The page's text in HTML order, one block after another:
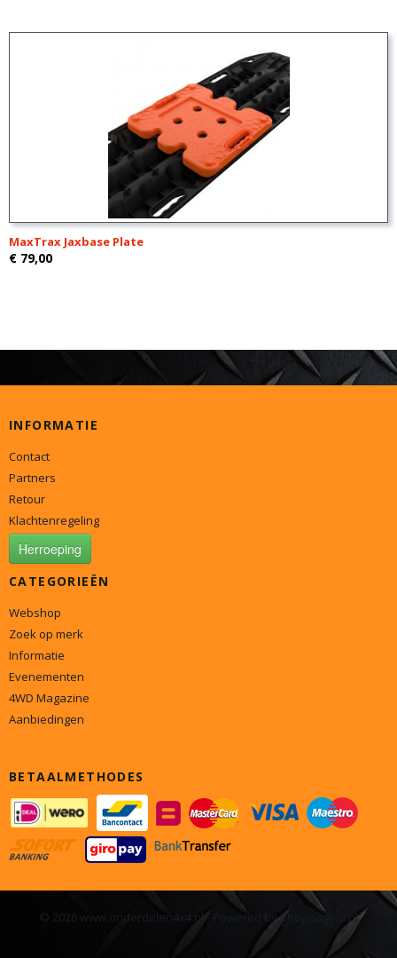
MaxTrax Jaxbase Plate
€ 79,00
INFORMATIE
Contact
Partners
Retour
Klachtenregeling
Herroeping
CATEGORIEËN
Webshop
Zoek op merk
Informatie
Evenementen
4WD Magazine
Aanbiedingen
BETAALMETHODES
© 2026 www.onderdelen4x4.nl - Powered by Shoppagina.nl